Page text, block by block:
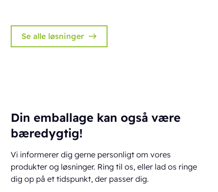
Se alle løsninger
Din emballage kan også være
bæredygtig!
Vi informerer dig gerne personligt om vores
produkter og løsninger. Ring til os, eller lad os ringe
dig op på et tidspunkt, der passer dig.